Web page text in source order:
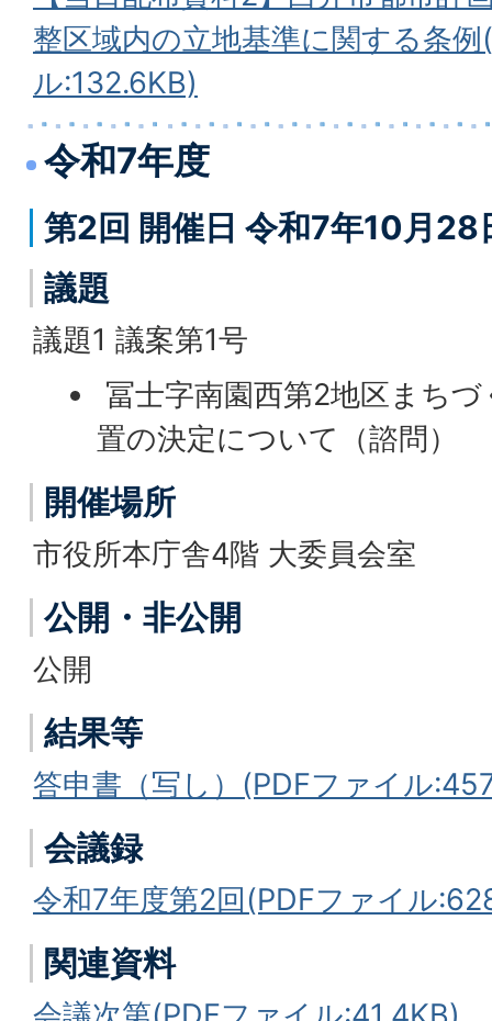
整区域内の立地基準に関する条
ル:132.6KB)
令和7年度
第2回 開催日 令和7年10月28
議題
議題1 議案第1号
冨士字南園西第2地区まち
置の決定について（諮問）
開催場所
市役所本庁舎4階 大委員会室
公開・非公開
公開
結果等
答申書（写し）(PDFファイル
会議録
令和7年度第2回(PDFファイル
関連資料